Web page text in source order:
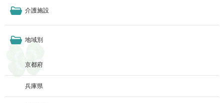
介護施設
地域別
京都府
兵庫県